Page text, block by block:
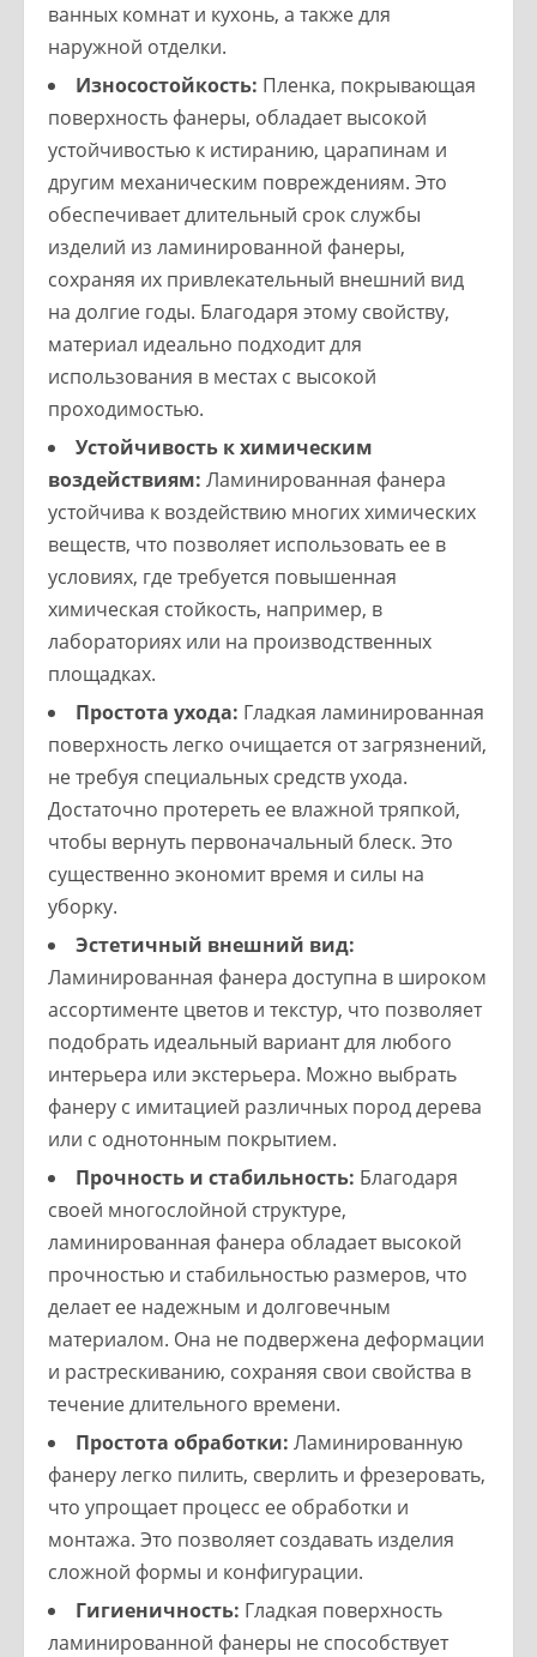
ванных комнат и кухонь, а также для
наружной отделки.
Износостойкость: Пленка, покрывающая
поверхность фанеры, обладает высокой
устойчивостью к истиранию, царапинам и
другим механическим повреждениям. Это
обеспечивает длительный срок службы
изделий из ламинированной фанеры,
сохраняя их привлекательный внешний вид
на долгие годы. Благодаря этому свойству,
материал идеально подходит для
использования в местах с высокой
проходимостью.
Устойчивость к химическим
воздействиям: Ламинированная фанера
устойчива к воздействию многих химических
веществ, что позволяет использовать ее в
условиях, где требуется повышенная
химическая стойкость, например, в
лабораториях или на производственных
площадках.
Простота ухода: Гладкая ламинированная
поверхность легко очищается от загрязнений,
не требуя специальных средств ухода.
Достаточно протереть ее влажной тряпкой,
чтобы вернуть первоначальный блеск. Это
существенно экономит время и силы на
уборку.
Эстетичный внешний вид:
Ламинированная фанера доступна в широком
ассортименте цветов и текстур, что позволяет
подобрать идеальный вариант для любого
интерьера или экстерьера. Можно выбрать
фанеру с имитацией различных пород дерева
или с однотонным покрытием.
Прочность и стабильность: Благодаря
своей многослойной структуре,
ламинированная фанера обладает высокой
прочностью и стабильностью размеров, что
делает ее надежным и долговечным
материалом. Она не подвержена деформации
и растрескиванию, сохраняя свои свойства в
течение длительного времени.
Простота обработки: Ламинированную
фанеру легко пилить, сверлить и фрезеровать,
что упрощает процесс ее обработки и
монтажа. Это позволяет создавать изделия
сложной формы и конфигурации.
Гигиеничность: Гладкая поверхность
ламинированной фанеры не способствует